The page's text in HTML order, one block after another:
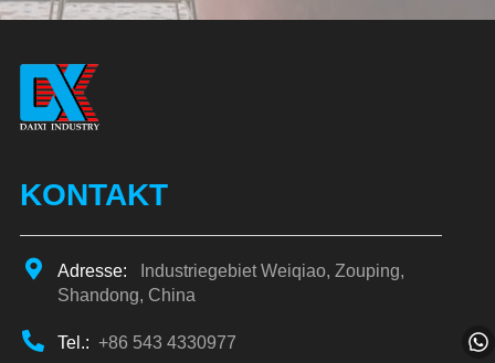
KONTAKT
Adresse:
Industriegebiet Weiqiao, Zouping,
Shandong, China
Tel.: +86 543 4330977